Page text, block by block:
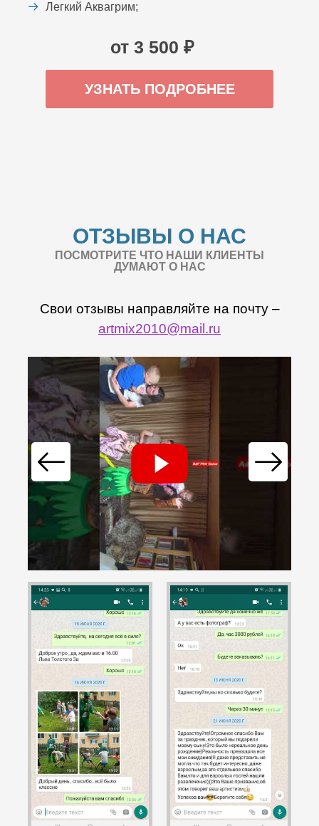
Легкий Аквагрим;
от 3 500 ₽
УЗНАТЬ ПОДРОБНЕЕ
ОТЗЫВЫ О НАС
ПОСМОТРИТЕ ЧТО НАШИ КЛИЕНТЫ
ДУМАЮТ О НАС
Свои отзывы направляйте на почту –
artmix2010@mail.ru